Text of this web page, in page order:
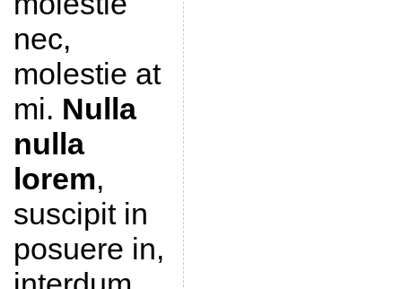
nec,
molestie at
mi. Nulla
nulla
lorem,
suscipit in
posuere in,